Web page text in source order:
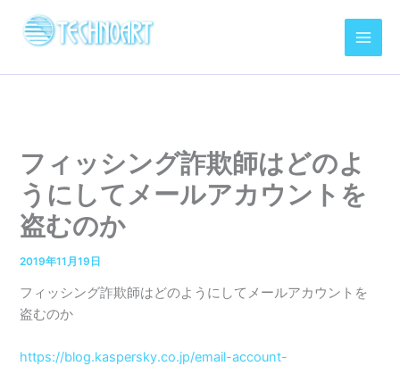
ス
フィッシング詐欺師はどのよ
うにしてメールアカウントを
盗むのか
2019年11月19日
フィッシング詐欺師はどのようにしてメールアカウントを
盗むのか
https://blog.kaspersky.co.jp/email-account-